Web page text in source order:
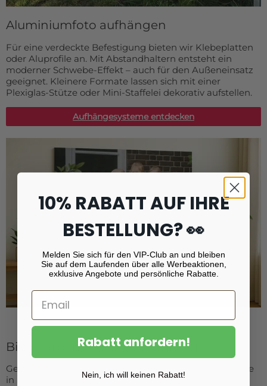
Aluminiumfoto aufhängen
Für eine verdeckte Befestigung bieten wir Klebeplatten
oder Aluprofile an. Mit Abstandhaltern entsteht ein
moderner Schwebe-Effekt – auch für den Außeneinsatz
geeignet. Kleinere Formate lassen sich mit einer
Plexiglas-Stütze oder Mini-Staffelei dekorativ aufstellen.
Aufhängesysteme entdecken
Bildbearbeitungen und Collagen
Gestalten Sie Ihr Wandbild individuell: online wahlweise
in Schwarz-Weiß oder mit Sepia-Ton. Collagen oder
10% RABATT AUF IHRE
BESTELLUNG? 👀
Melden Sie sich für den VIP-Club an und bleiben
Sie auf dem Laufenden über alle Werbeaktionen,
exklusive Angebote und persönliche Rabatte.
Rabatt anfordern!
Nein, ich will keinen Rabatt!